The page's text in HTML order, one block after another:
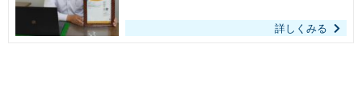
詳しくみる